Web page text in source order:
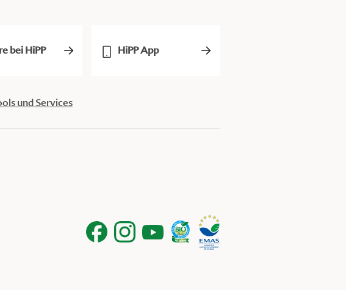
bei HiPP HiPP App
und Services